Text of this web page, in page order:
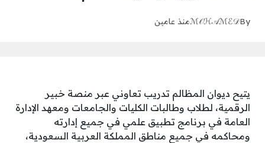
By
ℳ𝒪ℋ𝒜ℳℰ𝒟منذ عامين
يتيح ديوان المظالم تدريب تعاوني عبر منصة خبير
الرقمية، لطلاب وطالبات الكليات والجامعات ومعهد الإدارة
العامة في برنامج تطبيق علمي في جميع إدارته
ومحاكمه في جميع مناطق المملكة العربية السعودية،